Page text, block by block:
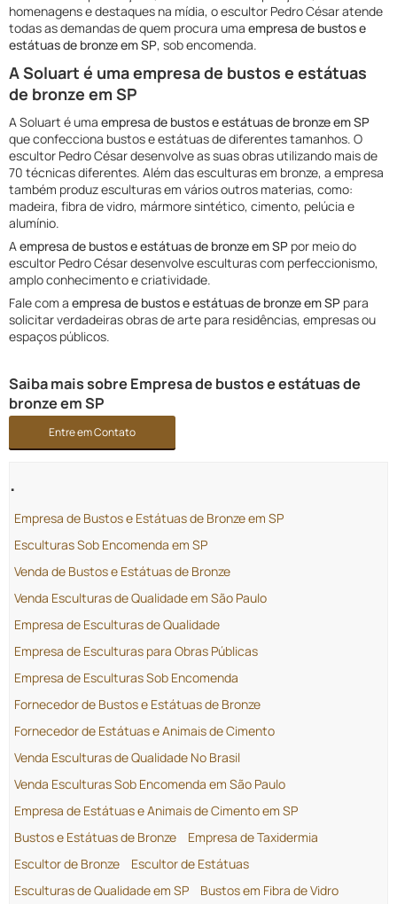
homenagens e destaques na mídia, o escultor Pedro César atende
todas as demandas de quem procura uma empresa de bustos e
estátuas de bronze em SP, sob encomenda.
A Soluart é uma empresa de bustos e estátuas
de bronze em SP
A Soluart é uma empresa de bustos e estátuas de bronze em SP
que confecciona bustos e estátuas de diferentes tamanhos. O
escultor Pedro César desenvolve as suas obras utilizando mais de
70 técnicas diferentes. Além das esculturas em bronze, a empresa
também produz esculturas em vários outros materias, como:
madeira, fibra de vidro, mármore sintético, cimento, pelúcia e
alumínio.
Aempresa de bustos e estátuas de bronze em SP por meio do
escultor Pedro César desenvolve esculturas com perfeccionismo,
amplo conhecimento e criatividade.
Fale com a empresa de bustos e estátuas de bronze em SP para
solicitar verdadeiras obras de arte para residências, empresas ou
espaços públicos.
Saiba mais sobre Empresa de bustos e estátuas de
bronze em SP
Entre em Contato
.
Empresa de Bustos e Estátuas de Bronze em SP
Esculturas Sob Encomenda em SP
Venda de Bustos e Estátuas de Bronze
Venda Esculturas de Qualidade em São Paulo
Empresa de Esculturas de Qualidade
Empresa de Esculturas para Obras Públicas
Empresa de Esculturas Sob Encomenda
Fornecedor de Bustos e Estátuas de Bronze
Fornecedor de Estátuas e Animais de Cimento
Venda Esculturas de Qualidade No Brasil
Venda Esculturas Sob Encomenda em São Paulo
Empresa de Estátuas e Animais de Cimento em SP
Bustos e Estátuas de Bronze
Empresa de Taxidermia
Escultor de Bronze
Escultor de Estátuas
Esculturas de Qualidade em SP
Bustos em Fibra de Vidro